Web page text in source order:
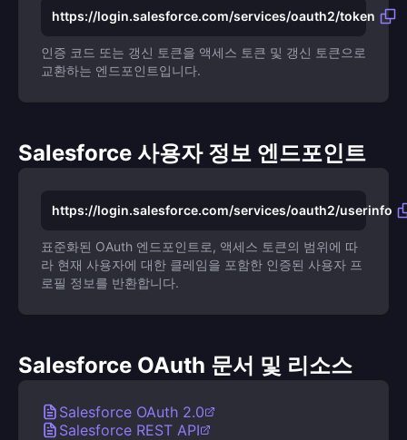
https://login.salesforce.com/services/oauth2/token
인증 코드 또는 갱신 토큰을 액세스 토큰 및 갱신 토큰으로
교환하는 엔드포인트입니다.
Salesforce 사용자 정보 엔드포인트
https://login.salesforce.com/services/oauth2/userinfo
표준화된 OAuth 엔드포인트로, 액세스 토큰의 범위에 따
라 현재 사용자에 대한 클레임을 포함한 인증된 사용자 프
로필 정보를 반환합니다.
Salesforce OAuth 문서 및 리소스
Salesforce OAuth 2.0
Salesforce REST API